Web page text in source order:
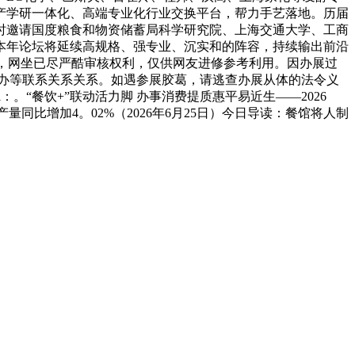
研一体化、高端专业化行业交换平台，帮力手艺落地。历届
请国度粮食和物资储蓄局科学研究院、上海交通大学、工商
论坛将延续高规格、强专业、沉实和的阵容，持续输出前沿
坐已尽严酷审核权利，仅供网友进修参考利用。因办展过
联系关系关系。如遇参展胶葛，请逃查办展从体的法令义
。“餐饮+”联动活力脚 办事消费提质惠平易近生——2026
同比增加4。02%（2026年6月25日）今日导读：餐馆将人制